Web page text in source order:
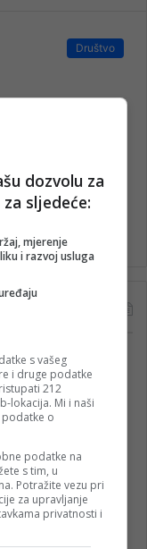
Društvo
na
se zdravstveni fokus
muškaraca.
Jovan Divjak“
22 godine imao
i besplatnim
dozvolu za
sljedeće:
mjerenje
i razvoj usluga
s vašeg
i druge podatke
212
lokacija. Mi i naši
o
podatke na
s tim, u
Potražite vezu pri
za upravljanje
privatnosti i